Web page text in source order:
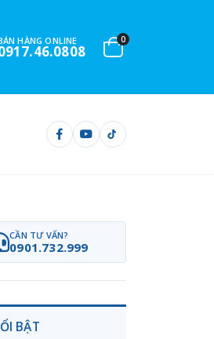
HÀNG ONLINE 0
CẦN TƯ VẤN?
0901.732.999
BẬT